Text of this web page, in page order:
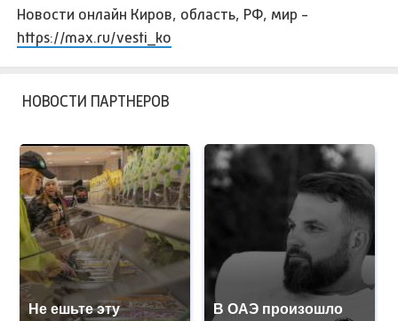
Новости онлайн Киров, область, РФ, мир -
https://max.ru/vesti_ko
НОВОСТИ ПАРТНЕРОВ
Не ешьте эту
В ОАЭ произошло